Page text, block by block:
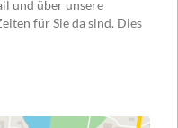
und über unsere
für Sie da sind. Dies